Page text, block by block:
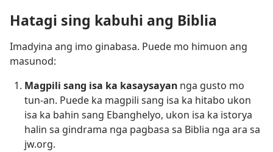
Hatagi sing kabuhi ang Biblia
Imadyina ang imo ginabasa. Puede mo himuon ang
masunod:
Magpili sang isa ka kasaysayan nga gusto mo
tun-an. Puede ka magpili sang isa ka hitabo ukon
isa ka bahin sang Ebanghelyo, ukon isa ka istorya
halin sa gindrama nga pagbasa sa Biblia nga ara sa
jw.org.